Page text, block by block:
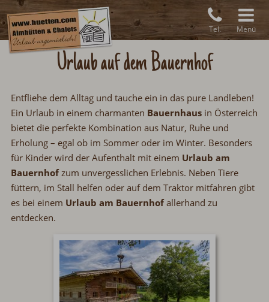
Tel. Menü
Urlaub auf dem Bauernhof
Entfliehe dem Alltag und tauche ein in das pure Landleben!
Ein Urlaub in einem charmanten Bauernhaus in Österreich
bietet die perfekte Kombination aus Natur, Ruhe und
Erholung– egal ob im Sommer oder im Winter. Besonders
für Kinder wird der Aufenthalt mit einem Urlaub am
Bauernhofzum unvergesslichen Erlebnis. Neben Tiere
füttern, im Stall helfen oder auf dem Traktor mitfahren gibt
es bei einem Urlaub am Bauernhofallerhand zu
entdecken.